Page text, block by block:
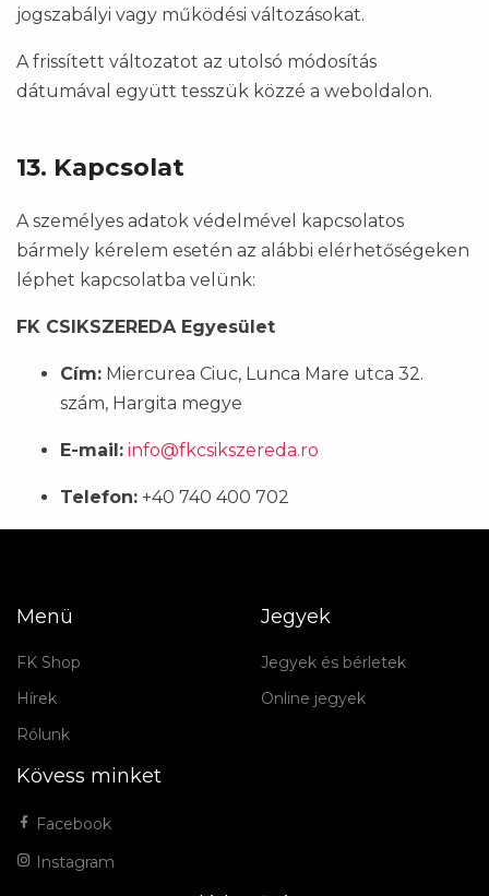
jogszabályi vagy működési változásokat.
A frissített változatot az utolsó módosítás
dátumával együtt tesszük közzé a weboldalon.
13. Kapcsolat
A személyes adatok védelmével kapcsolatos
bármely kérelem esetén az alábbi elérhetőségeken
léphet kapcsolatba velünk:
FK CSIKSZEREDA Egyesület
Cím: Miercurea Ciuc, Lunca Mare utca 32.
szám, Hargita megye
E-mail: info@fkcsikszereda.ro
Telefon: +40 740 400 702
Menü
FK Shop
Hírek
Rólunk
Jegyek
Jegyek és bérletek
Online jegyek
Kövess minket
Facebook
Instagram